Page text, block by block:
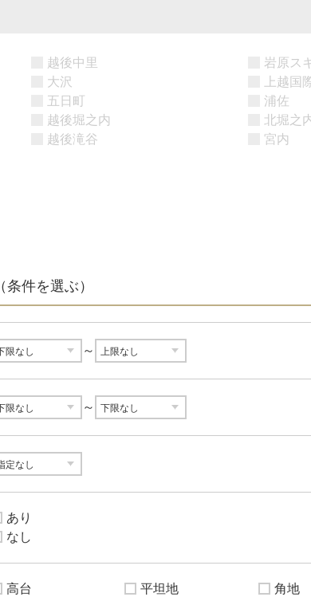
越後中里 岩原ス
大沢 上越国
五日町 浦佐
越後堀之内 北堀之
越後滝谷 宮内
（条件を選ぶ）
～
～
あり
なし
高台 平坦地 角地